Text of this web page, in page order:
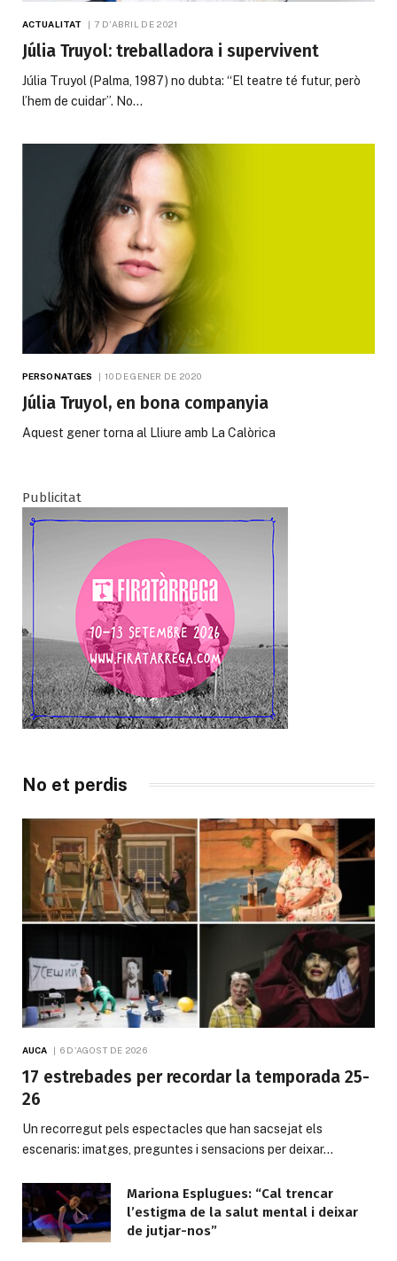
ACTUALITAT 7 D'ABRIL DE 2021
Júlia Truyol: treballadora i supervivent
Júlia Truyol (Palma, 1987) no dubta: “El teatre té futur, però
l’hem de cuidar”. No…
PERSONATGES 10 DE GENER DE 2020
Júlia Truyol, en bona companyia
Aquest gener torna al Lliure amb La Calòrica
Publicitat
No et perdis
AUCA 6 D'AGOST DE 2026
17 estrebades per recordar la temporada 25-
26
Un recorregut pels espectacles que han sacsejat els
escenaris: imatges, preguntes i sensacions per deixar…
Mariona Esplugues: “Cal trencar
l’estigma de la salut mental i deixar
de jutjar-nos”